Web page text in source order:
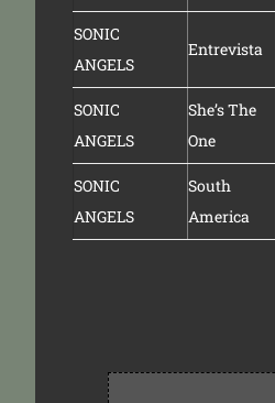
SONIC
ANGELS
Entrevista
SONIC
ANGELS
She’s The
One
SONIC
ANGELS
South
America